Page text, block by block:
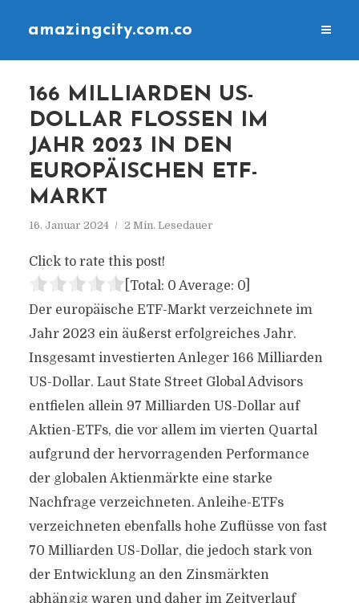
amazingcity.com.co
166 MILLIARDEN US-
DOLLAR FLOSSEN IM
JAHR 2023 IN DEN
EUROPÄISCHEN ETF-
MARKT
16. Januar 2024 2 Min. Lesedauer
Click to rate this post!
[Total: 0 Average: 0]
Der europäische ETF-Markt verzeichnete im
Jahr 2023 ein äußerst erfolgreiches Jahr.
Insgesamt investierten Anleger 166 Milliarden
US-Dollar. Laut State Street Global Advisors
entfielen allein 97 Milliarden US-Dollar auf
Aktien-ETFs, die vor allem im vierten Quartal
aufgrund der hervorragenden Performance
der globalen Aktienmärkte eine starke
Nachfrage verzeichneten. Anleihe-ETFs
verzeichneten ebenfalls hohe Zuflüsse von fast
70 Milliarden US-Dollar, die jedoch stark von
der Entwicklung an den Zinsmärkten
abhängig waren und daher im Zeitverlauf